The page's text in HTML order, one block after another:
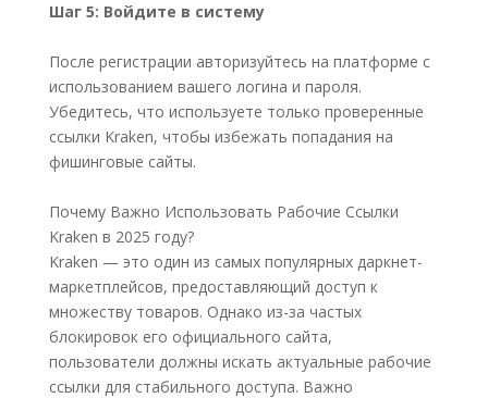
Шаг 5: Войдите в систему
После регистрации авторизуйтесь на платформе с
использованием вашего логина и пароля.
Убедитесь, что используете только проверенные
ссылки Kraken, чтобы избежать попадания на
фишинговые сайты.
Почему Важно Использовать Рабочие Ссылки
Kraken в 2025 году?
Kraken — это один из самых популярных даркнет-
маркетплейсов, предоставляющий доступ к
множеству товаров. Однако из-за частых
блокировок его официального сайта,
пользователи должны искать актуальные рабочие
ссылки для стабильного доступа. Важно